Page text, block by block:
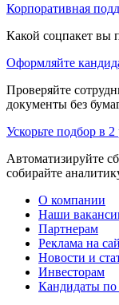
Корпоративная
Какой соцпакет вы
Оформляйте
Проверяйте
документы без
Ускорьте подбор в 2
Автоматизируйте
собирайте
О компании
Наши
Партнерам
Реклама на
Новости и
Инвесторам
Кандидаты по